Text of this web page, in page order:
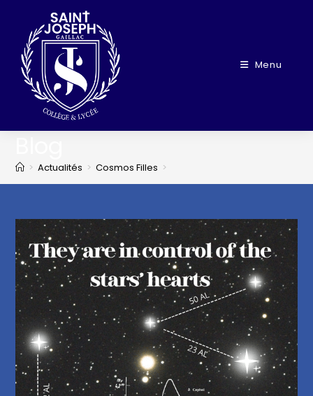
Menu
> Actualités > Cosmos Filles >